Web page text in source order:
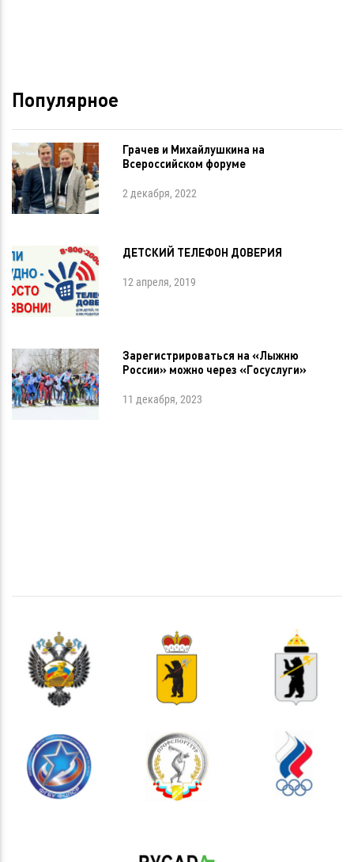
Популярное
Грачев и Михайлушкина на
Всероссийском форуме
2 декабря, 2022
ДЕТСКИЙ ТЕЛЕФОН ДОВЕРИЯ
12 апреля, 2019
Зарегистрироваться на «Лыжню
России» можно через «Госуслуги»
11 декабря, 2023